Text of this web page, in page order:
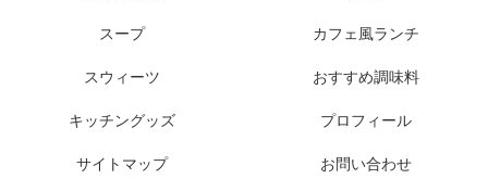
スープ カフェ風ランチ
スウィーツ おすすめ調味料
キッチングッズ プロフィール
サイトマップ お問い合わせ